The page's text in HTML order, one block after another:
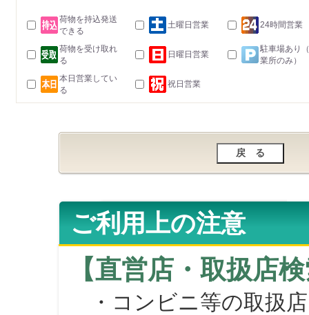
荷物を持込発送
できる
土曜日営業 24時間営業
荷物を受け取れ
る
日曜日営業
駐車場あり
業所のみ）
本日営業してい
る
祝日営業
ご利用上の注意
【直営店・取扱店
・コンビニ等の取扱